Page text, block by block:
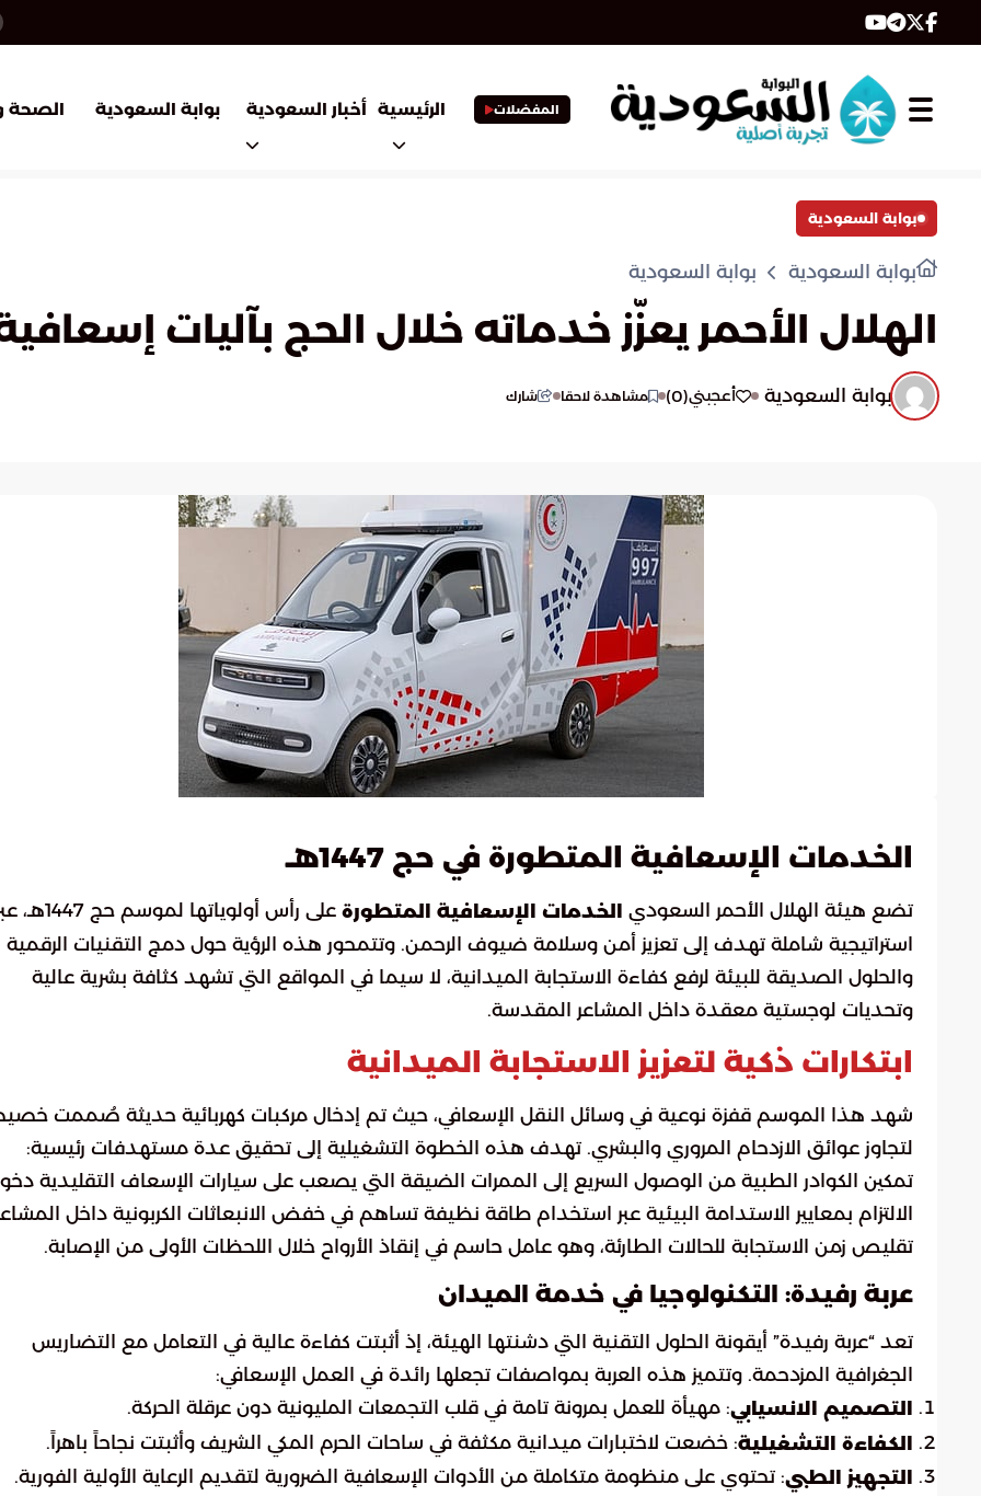
المفضلات الرئيسية أخبار السعودية بوابة السعودية الصحة
بوابة السعودية
بوابة السعودية بوابة السعودية
الهلال الأحمر يعزّز خدماته خلال الحج بآليات
بوابة السعودية أعجبني(
0
) مشاهدة لاحقا شارك
الخدمات الإسعافية المتطورة في حج 1447هـ
تضع هيئة الهلال الأحمر السعودي الخدمات الإسعافية المتطورة
على رأس أولوياتها لموسم حج
استراتيجية شاملة تهدف إلى تعزيز أمن وسلامة ضيوف الرحمن. وتتمحور هذه الرؤية حول دمج التقنيات الرقمية
والحلول الصديقة للبيئة لرفع كفاءة الاستجابة الميدانية، لا سيما في المواقع التي تشهد كثافة بشرية عالية
وتحديات لوجستية معقدة داخل المشاعر المقدسة.
ابتكارات ذكية لتعزيز الاستجابة الميدانية
شهد هذا الموسم قفزة نوعية في وسائل النقل الإسعافي، حيث تم إدخال مركبات كهربائية حديثة صُممت
لتجاوز عوائق الازدحام المروري والبشري. تهدف هذه الخطوة التشغيلية إلى تحقيق عدة مستهدفات رئيسية:
تمكين الكوادر الطبية من الوصول السريع إلى الممرات الضيقة التي يصعب على سيارات الإسعاف التقليدية
الالتزام بمعايير الاستدامة البيئية عبر استخدام طاقة نظيفة تساهم في خفض الانبعاثات الكربونية داخل
تقليص زمن الاستجابة للحالات الطارئة، وهو عامل حاسم في إنقاذ الأرواح خلال اللحظات الأولى من الإصابة.
عربة رفيدة: التكنولوجيا في خدمة الميدان
تعد “عربة رفيدة” أيقونة الحلول التقنية التي دشنتها الهيئة، إذ أثبتت كفاءة عالية في التعامل مع التضاريس
الجغرافية المزدحمة. وتتميز هذه العربة بمواصفات تجعلها رائدة في العمل الإسعافي:
التصميم الانسيابي: مهيأة للعمل بمرونة تامة في قلب التجمعات المليونية دون عرقلة الحركة.
الكفاءة التشغيلية: خضعت لاختبارات ميدانية مكثفة في ساحات الحرم المكي الشريف وأثبتت نجاحاً باهراً.
التجهيز الطبي: تحتوي على منظومة متكاملة من الأدوات الإسعافية الضرورية لتقديم الرعاية الأولية الفورية.